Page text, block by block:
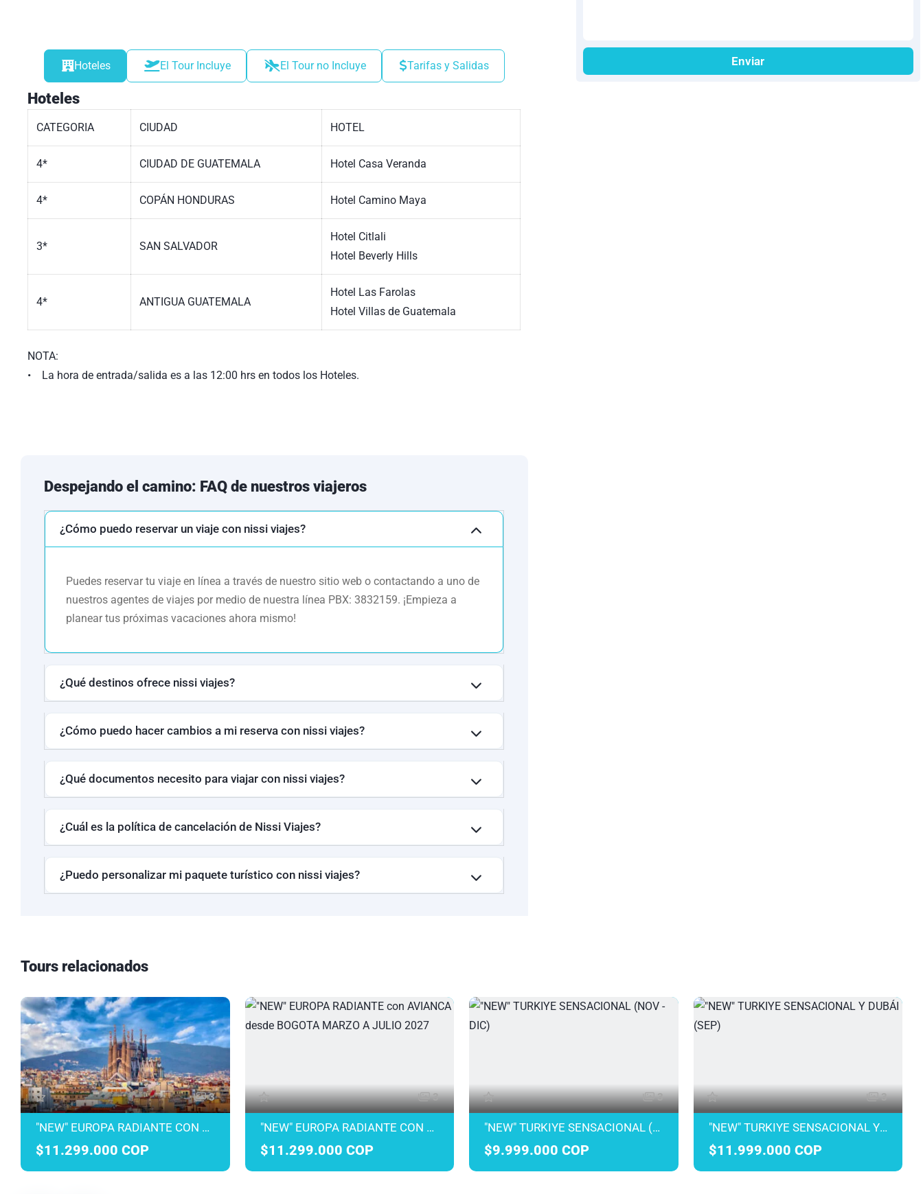
Hoteles El Tour Incluye El Tour no Incluye Tarifas y Salidas
Hoteles
CATEGORIA CIUDAD HOTEL
4* CIUDAD DE GUATEMALA Hotel Casa Veranda
4* COPÁN HONDURAS Hotel Camino Maya
3* SAN SALVADOR
Hotel Citlali
Hotel Beverly Hills
4* ANTIGUA GUATEMALA
Hotel Las Farolas
Hotel Villas de Guatemala
NOTA:
• La hora de entrada/salida es a las 12:00 hrs en todos los Hoteles.
Despejando el camino: FAQ de nuestros viajeros
¿Cómo puedo reservar un viaje con nissi viajes?
Puedes reservar tu viaje en línea a través de nuestro sitio web o contactando a uno de
nuestros agentes de viajes por medio de nuestra línea PBX: 3832159. ¡Empieza a
planear tus próximas vacaciones ahora mismo!
¿Qué destinos ofrece nissi viajes?
¿Cómo puedo hacer cambios a mi reserva con nissi viajes?
¿Qué documentos necesito para viajar con nissi viajes?
¿Cuál es la política de cancelación de Nissi Viajes?
¿Puedo personalizar mi paquete turístico con nissi viajes?
Enviar
Tours relacionados
3
"NEW" EUROPA RADIANTE CON AVIANCA DESDE MEDELLÍN MARZO A JULIO 2027
$11.299.000 COP
3
"NEW" EUROPA RADIANTE CON AVIANCA DESDE BOGOTA MARZO A JULIO 2027
$11.299.000 COP
3
"NEW" TURKIYE SENSACIONAL (NOV - DIC)
$9.999.000 COP
3
"NEW" TURKIYE SENSACIONAL Y DUBÁI (SEP)
$11.999.000 COP